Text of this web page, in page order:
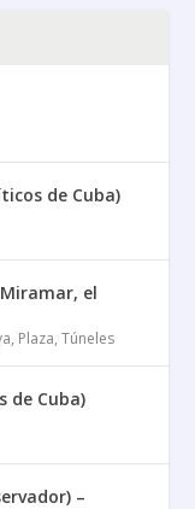
de Cuba)
el
, Plaza,Túneles
de Cuba)
–